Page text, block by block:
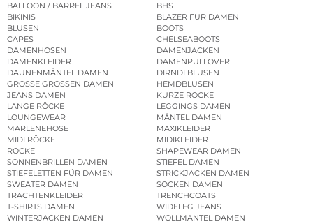
BALLOON / BARREL JEANS
BHS
BIKINIS
BLAZER FÜR DAMEN
BLUSEN
BOOTS
CAPES
CHELSEABOOTS
DAMENHOSEN
DAMENJACKEN
DAMENKLEIDER
DAMENPULLOVER
DAUNENMÄNTEL DAMEN
DIRNDLBLUSEN
GROSSE GRÖSSEN DAMEN
HEMDBLUSEN
JEANS DAMEN
KURZE RÖCKE
LANGE RÖCKE
LEGGINGS DAMEN
LOUNGEWEAR
MÄNTEL DAMEN
MARLENEHOSE
MAXIKLEIDER
MIDI RÖCKE
MIDIKLEIDER
RÖCKE
SHAPEWEAR DAMEN
SONNENBRILLEN DAMEN
STIEFEL DAMEN
STIEFELETTEN FÜR DAMEN
STRICKJACKEN DAMEN
SWEATER DAMEN
SOCKEN DAMEN
TRACHTENKLEIDER
TRENCHCOATS
T-SHIRTS DAMEN
WIDELEG JEANS
WINTERJACKEN DAMEN
WOLLMÄNTEL DAMEN